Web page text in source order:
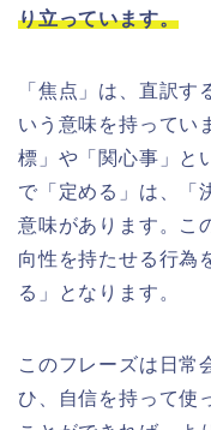
り立っています。
「焦点」は、直訳す
いう意味を持ってい
標」や「関心事」と
で「定める」は、「
意味があります。こ
向性を持たせる行為
る」となります。
このフレーズは日常
ひ、自信を持って使